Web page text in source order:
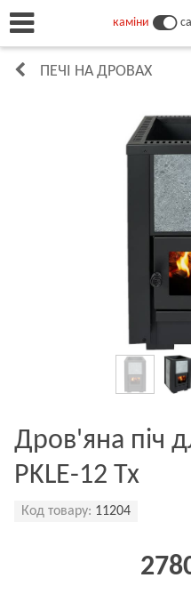
каміни
ПЕЧІ НА ДРОВАХ
Дров'яна піч
PKLE-12 Tx
Код товару: 11204